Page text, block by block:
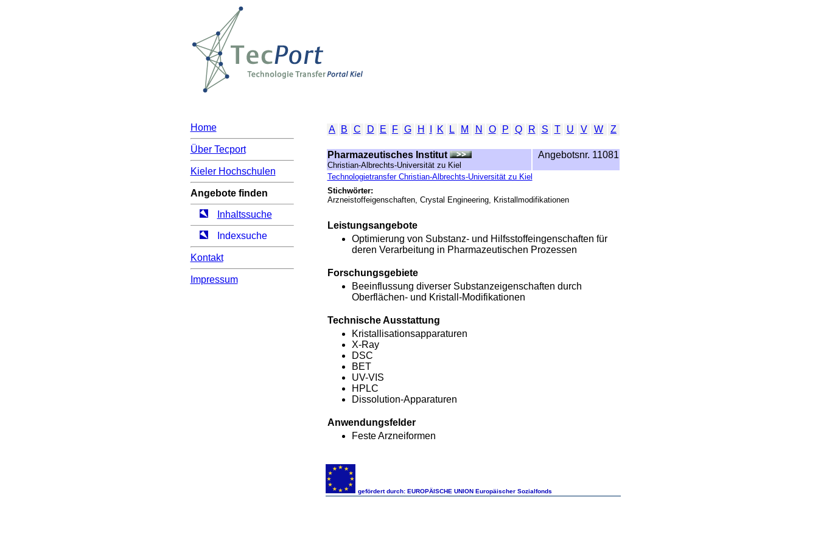
Home
Über Tecport
Kieler Hochschulen
Angebote finden
Inhaltssuche
Indexsuche
Kontakt
Impressum
A B C D E F G H K L M N O P Q R S T U V W Z
Pharmazeutisches Institut
Christian-Albrechts-Universität zu Kiel
Angebotsnr. 11081
Technologietransfer Christian-Albrechts-Universität zu Kiel
Stichwörter:
Arzneistoffeigenschaften, Crystal Engineering, Kristallmodifikationen
Leistungsangebote
Optimierung von Substanz- und Hilfsstoffeingenschaften für
deren Verarbeitung in Pharmazeutischen Prozessen
Forschungsgebiete
Beeinflussung diverser Substanzeigenschaften durch
Oberflächen- und Kristall-Modifikationen
Technische Ausstattung
Kristallisationsapparaturen
X-Ray
DSC
BET
UV-VIS
HPLC
Dissolution-Apparaturen
Anwendungsfelder
Feste Arzneiformen
gefördert durch: EUROPÄISCHE UNION Europäischer Sozialfonds